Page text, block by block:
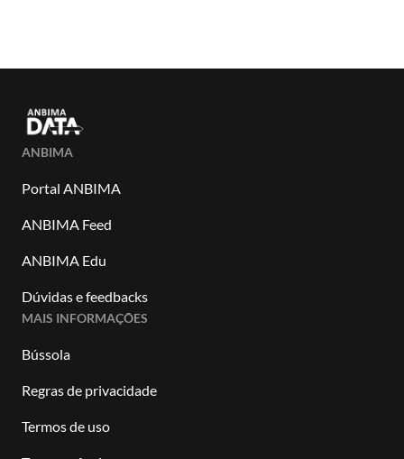
ANBIMA
Portal ANBIMA
ANBIMA Feed
ANBIMA Edu
Dúvidas e feedbacks
MAIS INFORMAÇÕES
Bússola
Regras de privacidade
Termos de uso